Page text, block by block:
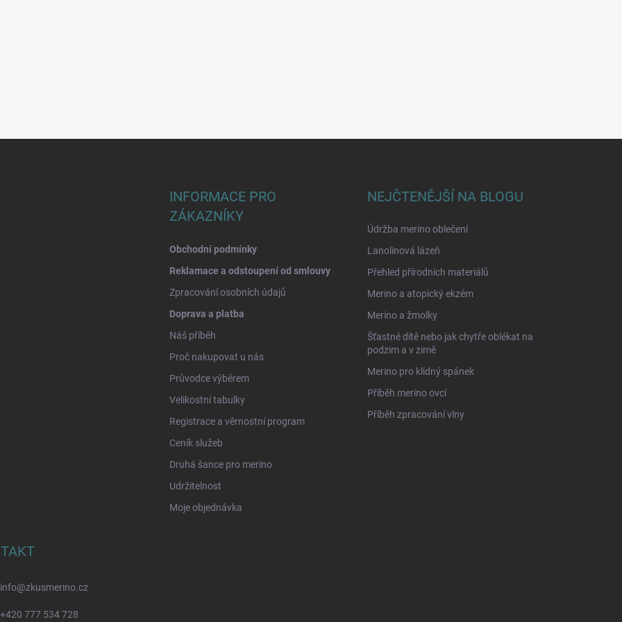
INFORMACE PRO
ZÁKAZNÍKY
Obchodní podmínky
Reklamace a odstoupení od smlouvy
Zpracování osobních údajů
Doprava a platba
Náš příběh
Proč nakupovat u nás
Průvodce výběrem
Velikostní tabulky
Registrace a věrnostní program
Ceník služeb
Druhá šance pro merino
Udržitelnost
Moje objednávka
NEJČTENĚJŠÍ NA BLOGU
Údržba merino oblečení
Lanolinová lázeň
Přehled přírodních materiálů
Merino a atopický ekzém
Merino a žmolky
Šťastné dítě nebo jak chytře oblékat na
podzim a v zimě
Merino pro klidný spánek
Příběh merino ovcí
Příběh zpracování vlny
info@zkusmerino.cz
+420 777 534 728